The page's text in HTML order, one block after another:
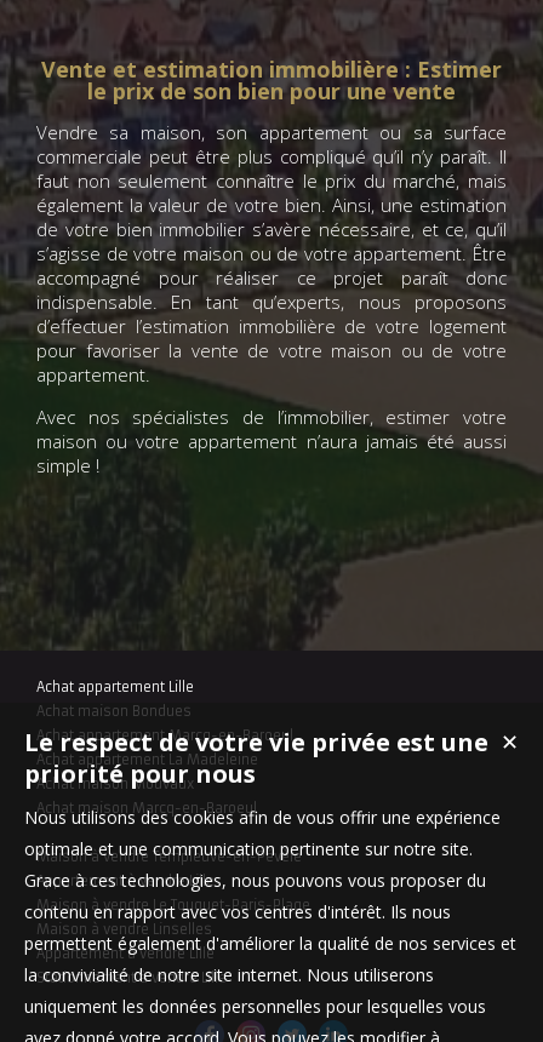
Vente et estimation immobilière : Estimer
le prix de son bien pour une vente
Vendre sa maison, son appartement ou sa surface
commerciale peut être plus compliqué qu’il n’y paraît. Il
faut non seulement connaître le prix du marché, mais
également la valeur de votre bien. Ainsi, une estimation
de votre bien immobilier s’avère nécessaire, et ce, qu’il
s’agisse de votre maison ou de votre appartement. Être
accompagné pour réaliser ce projet paraît donc
indispensable. En tant qu’experts, nous proposons
d’effectuer l’estimation immobilière de votre logement
pour favoriser la vente de votre maison ou de votre
appartement.
Avec nos spécialistes de l’immobilier, estimer votre
maison ou votre appartement n’aura jamais été aussi
simple !
Achat appartement Lille
Achat maison Bondues
Achat appartement Marcq-en-Baroeul
Achat appartement La Madeleine
Achat maison Mouvaux
Achat maison Marcq-en-Baroeul
Maison à vendre Templeuve-en-Pévèle
Appartement à vendre Lille
Maison à vendre Le Touquet-Paris-Plage
Maison à vendre Linselles
Appartement à vendre Lille
Stationnement à vendre Lille
✕
Le respect de votre vie privée est une
priorité pour nous
Nous utilisons des cookies afin de vous offrir une expérience
optimale et une communication pertinente sur notre site.
Grace à ces technologies, nous pouvons vous proposer du
contenu en rapport avec vos centres d'intérêt. Ils nous
permettent également d'améliorer la qualité de nos services et
la convivialité de notre site internet. Nous utiliserons
uniquement les données personnelles pour lesquelles vous